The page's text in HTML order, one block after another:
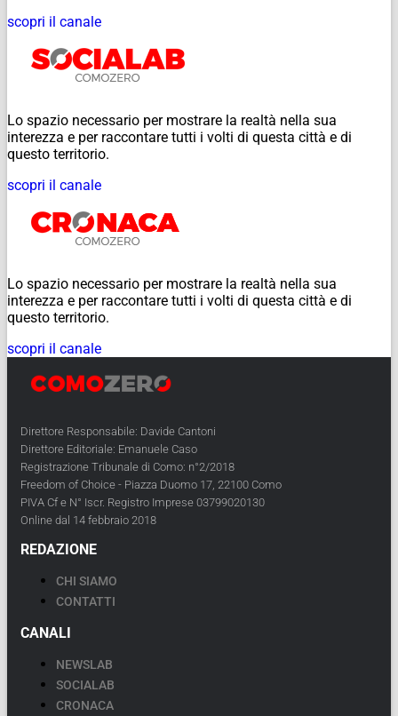
scopri il canale
Lo spazio necessario per mostrare la realtà nella sua
interezza e per raccontare tutti i volti di questa città e di
questo territorio.
scopri il canale
Lo spazio necessario per mostrare la realtà nella sua
interezza e per raccontare tutti i volti di questa città e di
questo territorio.
scopri il canale
Direttore Responsabile: Davide Cantoni
Direttore Editoriale: Emanuele Caso
Registrazione Tribunale di Como: n°2/2018
Freedom of Choice - Piazza Duomo 17, 22100 Como
PIVA Cf e N° Iscr. Registro Imprese 03799020130
Online dal 14 febbraio 2018
REDAZIONE
CHI SIAMO
CONTATTI
CANALI
NEWSLAB
SOCIALAB
CRONACA